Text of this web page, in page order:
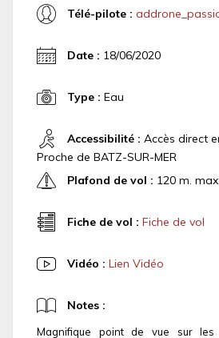
Télé-pilote :
Date : 18/06/2020
Type : Eau
Accessibilité : Accès direct
Proche de BATZ-SUR-MER
Plafond de vol : 120 m. max.
Fiche de vol : Fiche de vol
Vidéo : Lien Vidéo
Notes :
Magnifique point de vue sur les